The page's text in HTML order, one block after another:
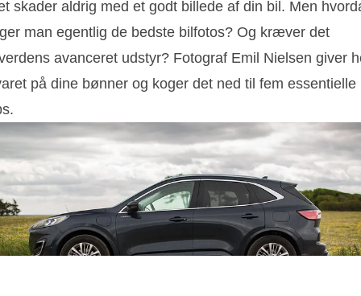
skader aldrig med et godt billede af din bil. Men
man egentlig de bedste bilfotos? Og kræver det
avanceret udstyr? Fotograf Emil Nielsen giver
på dine bønner og koger det ned til fem essentielle